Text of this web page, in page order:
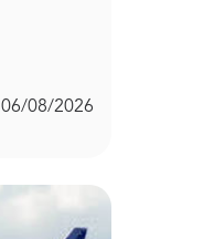
06/08/2026